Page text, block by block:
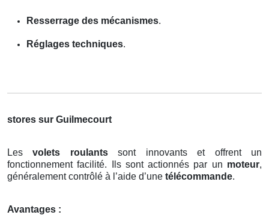
Resserrage des mécanismes.
Réglages techniques.
stores sur Guilmecourt
Lesvolets roulantssont innovants et offrent un
fonctionnement facilité. Ils sont actionnés par un moteur,
généralement contrôlé à l’aide d’une télécommande.
Avantages :